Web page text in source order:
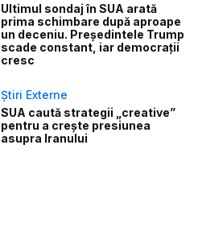
Ultimul sondaj în SUA arată
prima schimbare după aproape
un deceniu. Președintele Trump
scade constant, iar democrații
cresc
Știri Externe
SUA caută strategii „creative”
pentru a crește presiunea
asupra Iranului